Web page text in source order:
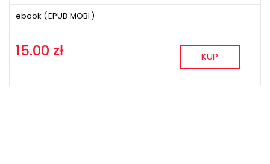
ebook (EPUB MOBI )
15.00 zł KUP